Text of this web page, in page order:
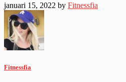
januari 15, 2022 by Fitnessfia
Fitnessfia